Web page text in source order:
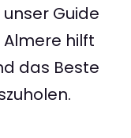
Guide
Almere hilft
das Beste